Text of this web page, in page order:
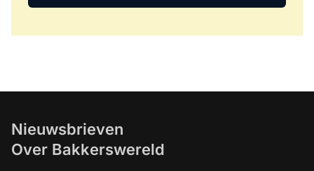
Nieuwsbrieven
Over Bakkerswereld